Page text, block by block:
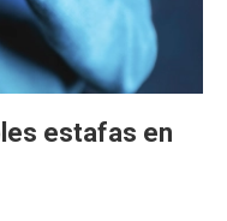
estafas en